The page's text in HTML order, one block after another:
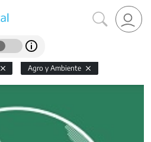
Agro y Ambiente